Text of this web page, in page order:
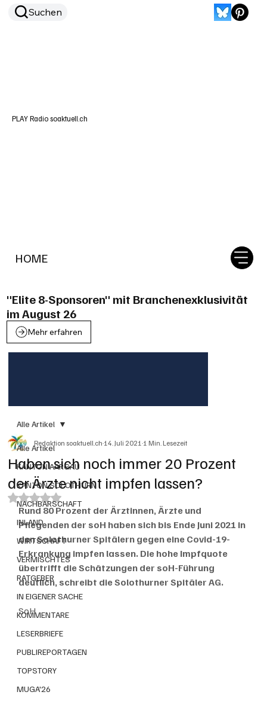
HOME
Suchen
PLAY Radio soaktuell.ch
"Elite 8-Sponsoren" mit Branchenexklusivität
im August 26
Mehr erfahren
Alle Artikel
KANTON AARGAU
KANTON SOLOTHURN
NACHBARSCHAFT
INLAND
WIRTSCHAFT
VERMISCHTES
RATGEBER
IN EIGENER SACHE
KOMMENTARE
LESERBRIEFE
PUBLIREPORTAGEN
TOPSTORY
MUGA'26
Alle Artikel
Haben sich noch immer 20 Prozent
der Ärzte nicht impfen lassen?
Redaktion soaktuell.ch14. Juli 20211 Min. Lesezeit
Mit NaN von 5 Sternen bewertet.
Rund 80 Prozent der Ärztinnen, Ärzte und
Pflegenden der soH haben sich bis Ende Juni 2021 in
den Solothurner Spitälern gegen eine Covid-19-
Erkrankung impfen lassen. Die hohe Impfquote
übertrifft die Schätzungen der soH-Führung
deutlich, schreibt die Solothurner Spitäler AG.
SoH